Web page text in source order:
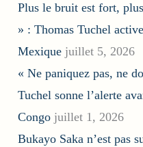
Plus le bruit est fort,
» : Thomas Tuchel
Mexique juillet 5, 2026
« Ne paniquez pas, ne
Tuchel sonne l’alerte
Congo juillet 1, 2026
Bukayo Saka n’est pas